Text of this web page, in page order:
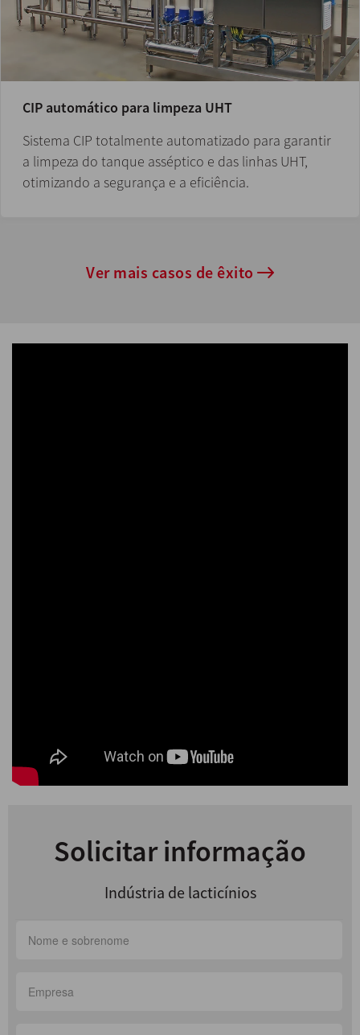
CIP automático para limpeza UHT
Sistema CIP totalmente automatizado para garantir
a limpeza do tanque asséptico e das linhas UHT,
otimizando a segurança e a eficiência.
Ver mais casos de êxito
Solicitar informação
Indústria de lacticínios